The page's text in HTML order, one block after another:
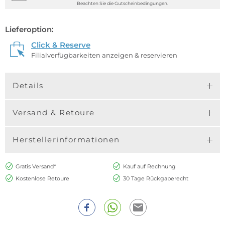
Beachten Sie die Gutscheinbedingungen.
Lieferoption:
Click & Reserve
Filialverfügbarkeiten anzeigen & reservieren
Details
Versand & Retoure
Herstellerinformationen
Gratis Versand*
Kauf auf Rechnung
Kostenlose Retoure
30 Tage Rückgaberecht